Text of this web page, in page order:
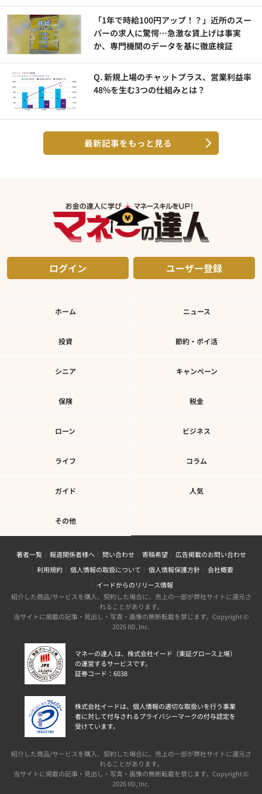
「1年で時給100円アップ！？」近所のスー
パーの求人に驚愕…急激な賃上げは事実
か、専門機関のデータを基に徹底検証
Q. 新規上場のチャットプラス、営業利益率
48%を生む3つの仕組みとは？
最新記事をもっと見る
ログイン ユーザー登録
ホーム ニュース
投資 節約・ポイ活
シニア キャンペーン
保険 税金
ローン ビジネス
ライフ コラム
ガイド 人気
その他
著者一覧 報道関係者様へ 問い合わせ 寄稿希望
広告掲載のお問い合わせ
利用規約
個人情報の取扱について 個人情報保護方針
会社概要
イードからのリリース情報
紹介した商品/サービスを購入、契約した場合に、売上の一部が弊社サイトに還元さ
れることがあります。
当サイトに掲載の記事・見出し・写真・画像の無断転載を禁じます。Copyright ©
2026 IID, Inc.
マネーの達人 は、株式会社イード（東証グロース上場）
の運営するサービスです。
証券コード：6038
株式会社イードは、個人情報の適切な取扱いを行う事業
者に対して付与されるプライバシーマークの付与認定を
受けています。
紹介した商品/サービスを購入、契約した場合に、売上の一部が弊社サイトに還元さ
れることがあります。
当サイトに掲載の記事・見出し・写真・画像の無断転載を禁じます。Copyright ©
2026 IID, Inc.